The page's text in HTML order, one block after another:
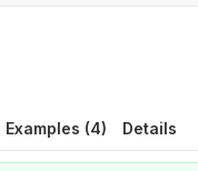
Examples (4) Details